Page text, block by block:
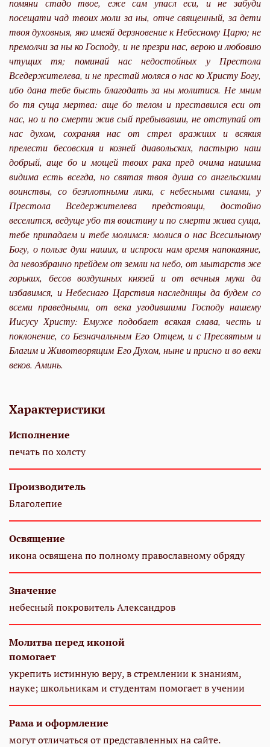
помяни стадо твое, еже сам упасл еси, и не забуди
посещати чад твоих моли за ны, отче священный, за дети
твоя духовныя, яко имеяй дерзновение к Небесному Царю; не
премолчи за ны ко Господу, и не презри нас, верою и любовию
чтущих тя; поминай нас недостойных у Престола
Вседержителева, и не престай моляся о нас ко Христу Богу,
ибо дана тебе бысть благодать за ны молитися. Не мним
бо тя суща мертва: аще бо телом и преставился еси от
нас, но и по смерти жив сый пребывавши, не отступай от
нас духом, сохраняя нас от стрел вражиих и всякия
прелести бесовския и козней диавольских, пастырю наш
добрый, аще бо и мощей твоих рака пред очима нашима
видима есть всегда, но святая твоя душа со ангельскими
воинствы, со безплотными лики, с небесными силами, у
Престола Вседержителева предстоящи, достойно
веселится, ведуще убо тя воистину и по смерти жива суща,
тебе припадаем и тебе молимся: молися о нас Всесильному
Богу, о пользе душ наших, и испроси нам время напокаяние,
да невозбранно прейдем от земли на небо, от мытарств же
горьких, бесов воздушных князей и от вечныя муки да
избавимся, и Небеснаго Царствия наследницы да будем со
всеми праведными, от века угодившими Господу нашему
Иисусу Христу: Емуже подобает всякая слава, честь и
поклонение, со Безначальным Его Отцем, и с Пресвятым и
Благим и Животворящим Его Духом, ныне и присно и во веки
веков. Аминь.
Характеристики
Исполнение
печать по холсту
Производитель
Благолепие
Освящение
икона освящена по полному православному обряду
Значение
небесный покровитель Александров
Молитва перед иконой
помогает
укрепить истинную веру, в стремлении к знаниям,
науке; школьникам и студентам помогает в учении
Рама и оформление
могут отличаться от представленных на сайте.